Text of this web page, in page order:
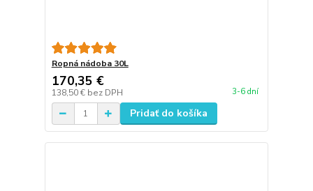
Ropná nádoba 30L
170,35 €
138,50 € bez DPH 3-6 dní
Pridať do košíka